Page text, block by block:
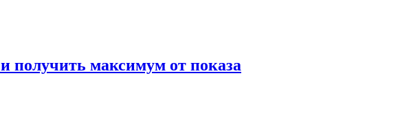
получить максимум от показа